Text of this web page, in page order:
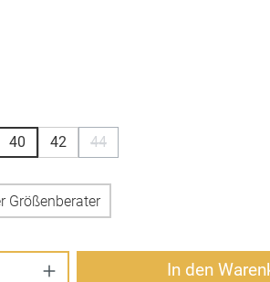
ist zurzeit nicht verfügbar.)
Option ist zurzeit nicht verfügbar.)
40 42 44
Größenberater
Gib den In den